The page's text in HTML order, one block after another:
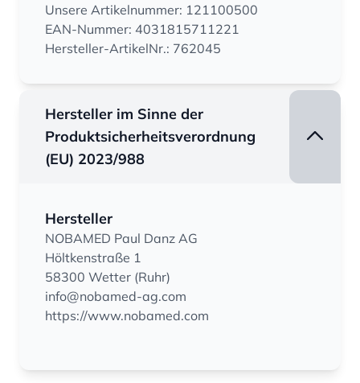
Unsere Artikelnummer: 121100500
EAN-Nummer: 4031815711221
Hersteller-ArtikelNr.: 762045
Hersteller im Sinne der
Produktsicherheitsverordnung
(EU) 2023/988
Hersteller
NOBAMED Paul Danz AG
Höltkenstraße 1
58300 Wetter (Ruhr)
info@nobamed-ag.com
https://www.nobamed.com